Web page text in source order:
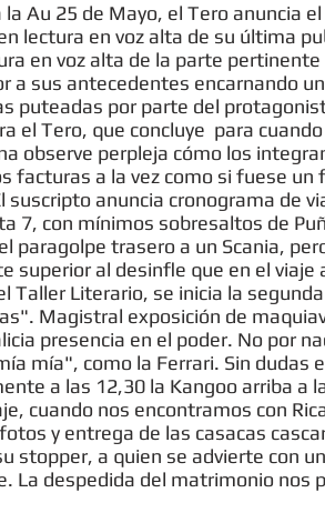
Au 25 de Mayo, el Tero anuncia
lectura en voz alta de su última
en voz alta de la parte
a sus antecedentes encarnando
puteadas por parte del
el Tero, que concluye para
observe perpleja cómo los
facturas a la vez como si fuese
suscripto anuncia cronograma de
7, con mínimos sobresaltos de
paragolpe trasero a un Scania,
superior al desinfle que en el viaje
Taller Literario, se inicia la
Magistral exposición de
presencia en el poder. No por
mía", como la Ferrari. Sin dudas
a las 12,30 la Kangoo arriba a
cuando nos encontramos con
y entrega de las casacas
stopper, a quien se advierte con
La despedida del matrimonio nos